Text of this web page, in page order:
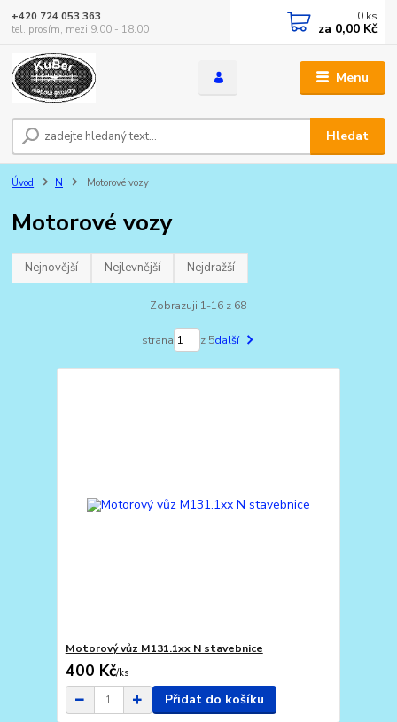
Menu
Hledat
+420 724 053 363
tel. prosím, mezi 9.00 - 18.00
0 ks
za 0,00 Kč
Úvod N Motorové vozy
Motorové vozy
Nejnovější Nejlevnější Nejdražší
Zobrazuji 1-16 z 68
strana z 5další
Motorový vůz M131.1xx N stavebnice
400 Kč/ks
Přidat do košíku